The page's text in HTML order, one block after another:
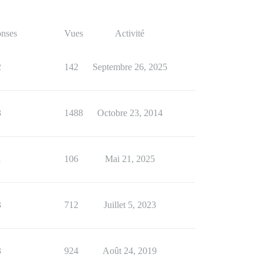
Vues Activité
142 Septembre 26, 2025
1488 Octobre 23, 2014
106 Mai 21, 2025
712 Juillet 5, 2023
924 Août 24, 2019